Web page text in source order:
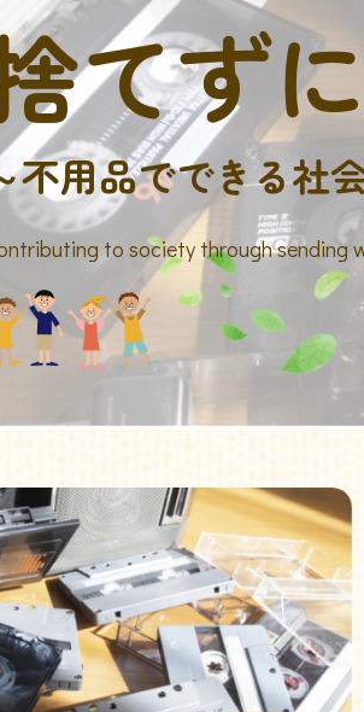
てず
不用品でできる社
to society through sending